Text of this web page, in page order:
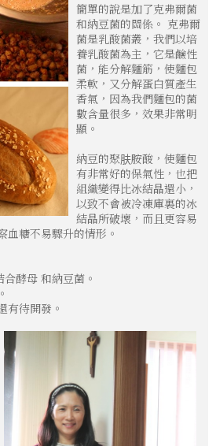
簡單的說是加了克弗爾菌
和納豆菌的關係。 克弗爾
菌是乳酸菌叢，我們以培
養乳酸菌為主，它是鹼性
菌，能分解麵筋，使麵包
柔軟，又分解蛋白質產生
香氣，因為我們麵包的菌
數含量很多，效果非常明
顯。
納豆的聚肤胺酸，使麵包
有非常好的保氣性，也把
組織變得比冰結晶還小，
以致不會被冷凍庫裏的冰
結晶所破壞，而且更容易
血糖不易驟升的情形。
酵母 和納豆菌。
有待開發。